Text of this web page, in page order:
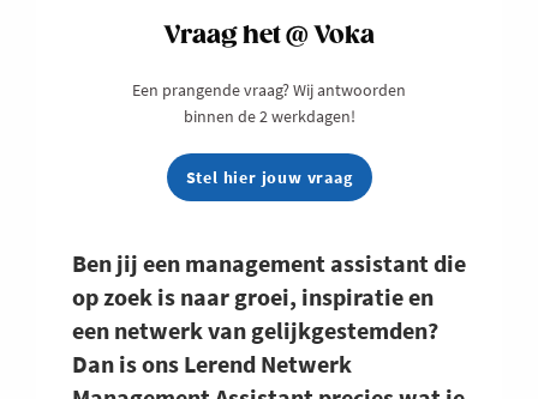
Ben jij een management assistant die
op zoek is naar groei, inspiratie en
een netwerk van gelijkgestemden?
Dan is ons Lerend Netwerk
Vraag het @ Voka
Een prangende vraag? Wij antwoorden
binnen de 2 werkdagen!
Stel hier jouw vraag